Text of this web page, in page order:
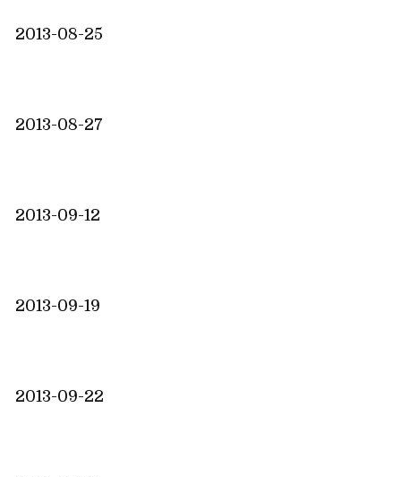
2013-08-25
2013-08-27
2013-09-12
2013-09-19
2013-09-22